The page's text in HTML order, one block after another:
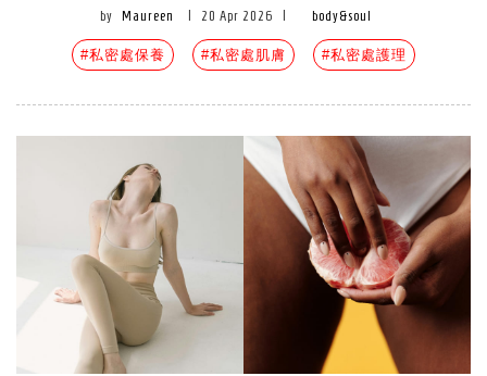
by Maureen 20 Apr 2026 body&soul
#私密處保養 #私密處肌膚 #私密處護理